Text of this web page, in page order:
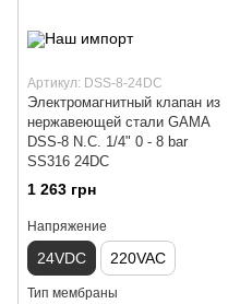
Артикул: DSS-8-24DC
Электромагнитный клапан из
нержавеющей стали GAMA
DSS-8 N.C. 1/4" 0 - 8 bar
SS316 24DC
1 263 грн
Напряжение
24VDC 220VAC
Тип мембраны